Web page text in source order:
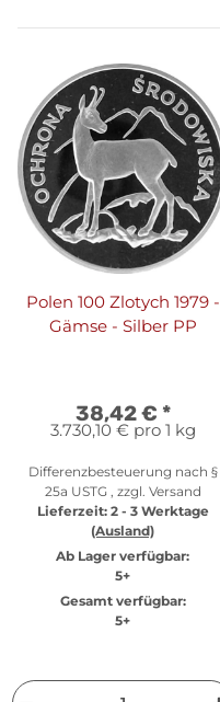
Polen 100 Zlotych 1979 -
Gämse - Silber PP
38,42 € *
3.730,10 € pro 1 kg
Differenzbesteuerung nach §
25a USTG , zzgl. Versand
Lieferzeit: 2 - 3 Werktage
(Ausland)
Ab Lager verfügbar:
5+
Gesamt verfügbar:
5+